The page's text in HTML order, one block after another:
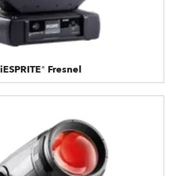
iESPRITE® Fresnel